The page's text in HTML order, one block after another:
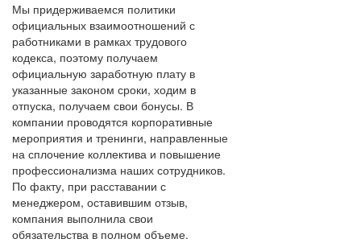
Мы придерживаемся политики
официальных взаимоотношений с
работниками в рамках трудового
кодекса, поэтому получаем
официальную заработную плату в
указанные законом сроки, ходим в
отпуска, получаем свои бонусы. В
компании проводятся корпоративные
мероприятия и тренинги, направленные
на сплочение коллектива и повышение
профессионализма наших сотрудников.
По факту, при расставании с
менеджером, оставившим отзыв,
компания выполнила свои
обязательства в полном объеме.